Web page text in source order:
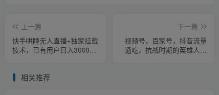
上一篇
快手哄睡无人直播+独家挂载
技术，已有用户日入3000+
下一篇
视频号，百家号，抖音流量
通吃，抗战时期的英雄人物
相关推荐